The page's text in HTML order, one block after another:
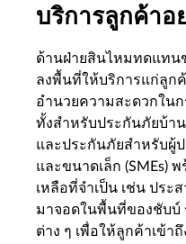
บริการลูกค้าอ
ด้านฝ่ายสินไหมทดแท
ลงพื้นที่ให้บริการแก่ลูก
อำนวยความสะดวกใน
ทั้งสำหรับประกันภัยบ้า
และประกันภัยสำหรับผู้
และขนาดเล็ก (SMEs)
เหลือที่จำเป็น เช่น ประ
มาจอดในพื้นที่ของชับบ์
ต่าง ๆ เพื่อให้ลูกค้าเข้า